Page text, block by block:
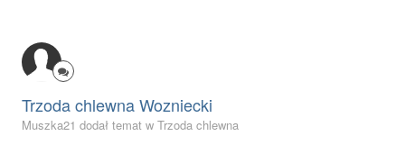
Trzoda chlewna Wozniecki
Muszka21 dodał temat w Trzoda chlewna